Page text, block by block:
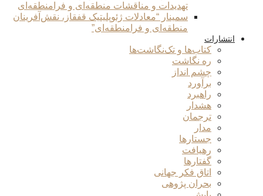
تهدیدات و مناقشات منطقه‌ای و فرامنطقه‌ای
سمینار “معادلات ژئوپلیتیک قفقاز، نقش‌آفرینان
منطقه‌ای و فرامنطقه‌ای”
انتشارات
کتاب‌ها و تک‌نگاشت‌ها
ره نگاشت
چشم انداز
برآورد
راهبرد
هشدار
ترجمان
مدار
جستارها
رهیافت
گفتارها
اتاق فکر جهانی
بحران پژوهی